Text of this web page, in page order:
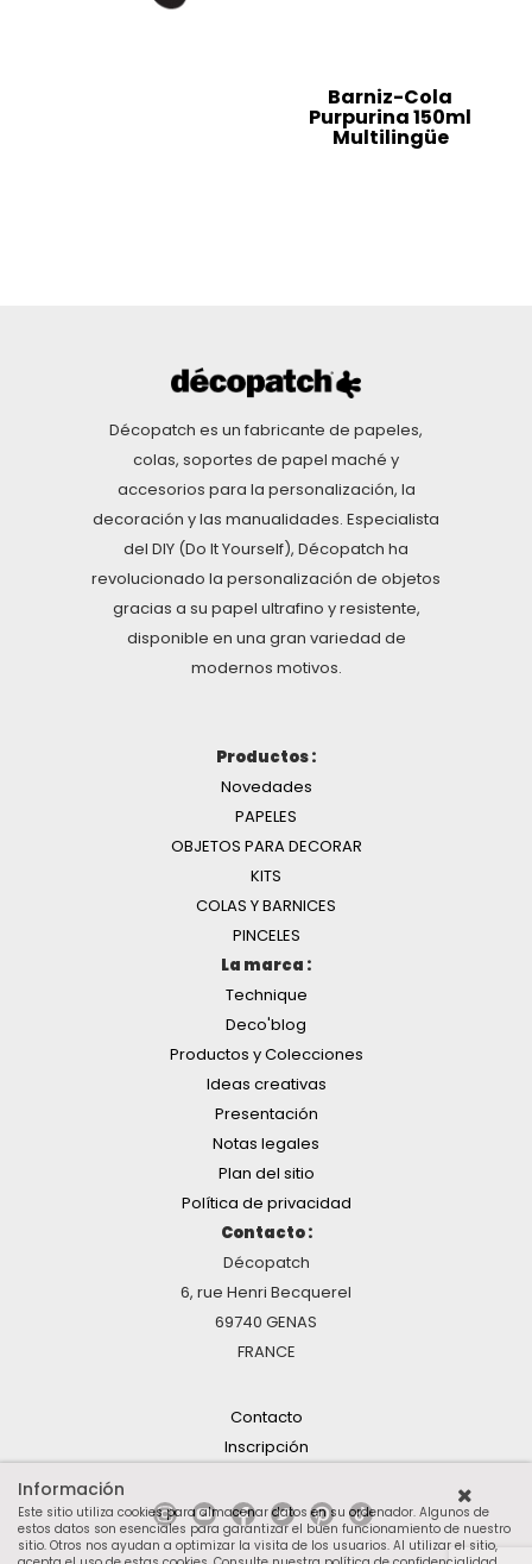
Barniz-Cola
Purpurina 150ml
Multilingüe
Décopatch es un fabricante de papeles,
colas, soportes de papel maché y
accesorios para la personalización, la
decoración y las manualidades. Especialista
del DIY (Do It Yourself), Décopatch ha
revolucionado la personalización de objetos
gracias a su papel ultrafino y resistente,
disponible en una gran variedad de
modernos motivos.
Productos :
Novedades
PAPELES
OBJETOS PARA DECORAR
KITS
COLAS Y BARNICES
PINCELES
La marca :
Technique
Deco'blog
Productos y Colecciones
Ideas creativas
Presentación
Notas legales
Plan del sitio
Política de privacidad
Contacto :
Décopatch
6, rue Henri Becquerel
69740 GENAS
FRANCE
Contacto
Inscripción
Información
Este sitio utiliza cookies para almacenar datos en su ordenador. Algunos de
estos datos son esenciales para garantizar el buen funcionamiento de nuestro
sitio. Otros nos ayudan a optimizar la visita de los usuarios. Al utilizar el sitio,